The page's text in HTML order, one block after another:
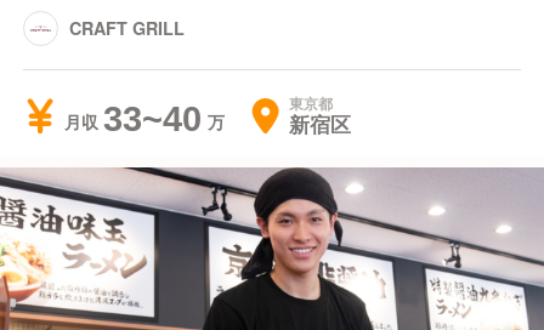
CRAFT GRILL
月収 33~40 東京都
新宿区